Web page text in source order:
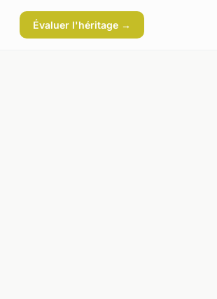
Évaluer l'héritage →